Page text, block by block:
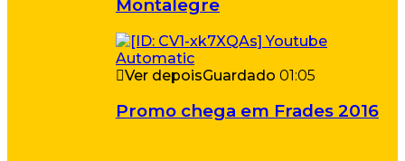
Montalegre
Ver depoisGuardado 01:05
Promo chega em Frades 2016